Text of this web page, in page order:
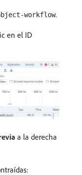
workflow.
en el ID
a la derecha